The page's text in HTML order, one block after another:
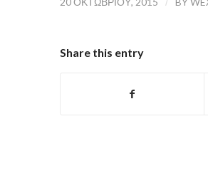
Share this entry